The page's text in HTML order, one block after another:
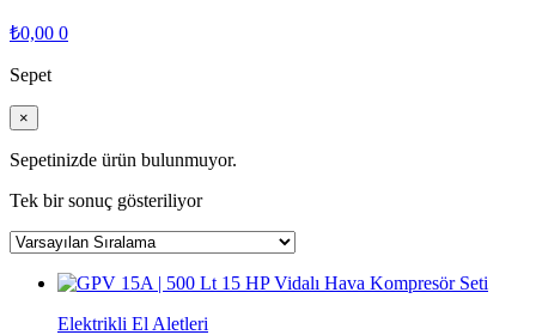
₺0,00 0
Sepet
×
Sepetinizde ürün bulunmuyor.
Tek bir sonuç gösteriliyor
Elektrikli El Aletleri